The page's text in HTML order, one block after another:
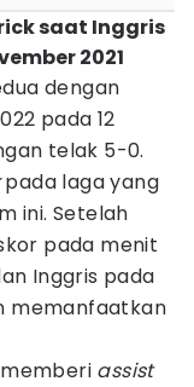
saat Inggris
2021
dengan
pada 12
telak 5-0.
pada laga yang
ini. Setelah
pada menit
Inggris pada
memanfaatkan
assist